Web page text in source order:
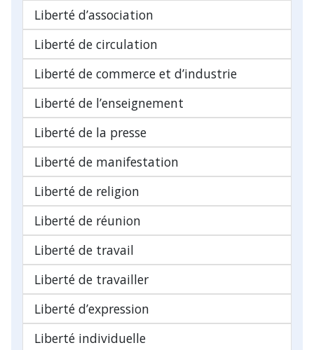
Liberté d’association
Liberté de circulation
Liberté de commerce et d’industrie
Liberté de l’enseignement
Liberté de la presse
Liberté de manifestation
Liberté de religion
Liberté de réunion
Liberté de travail
Liberté de travailler
Liberté d’expression
Liberté individuelle